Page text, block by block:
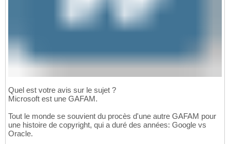
Quel est votre avis sur le sujet ?
Microsoft est une GAFAM.
Tout le monde se souvient du procès d'une autre GAFAM pour
une histoire de copyright, qui a duré des années: Google vs
Oracle.